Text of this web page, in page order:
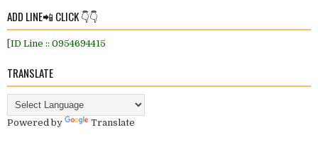
ADD LINE📲 CLICK 👇👇
[ID Line :: 0954694415
TRANSLATE
Powered by Translate